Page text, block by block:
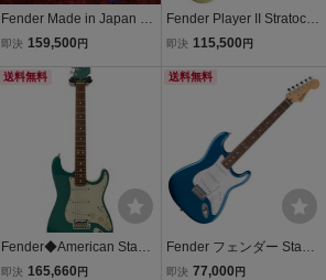
Fender Made in Japan Hy
brid II Stratocaster Forest
即決 159,500 円
Fender Player II Stratocas
ter HSS, Rosewood Finge
ンダーMEXストラトキャ
即決 115,500 円
送料無料
Fender◆American Stand
ard Stratocaster/O Turquo
即決 165,660 円
送料無料
Fender フェンダー Stand
ard Stratocaster LRL WP
即決 77,000 円